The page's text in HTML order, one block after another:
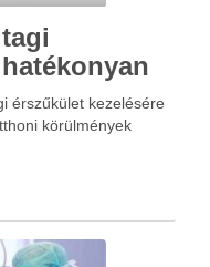
érszűkület kezelésére
körülmények